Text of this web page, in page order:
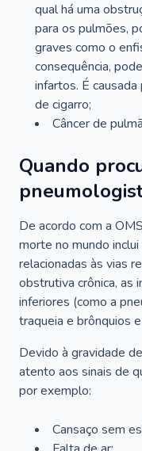
qual há uma
para os pulmões,
graves como o
consequência,
infartos. É
de cigarro;
Câncer de
Quando
De acordo com a
morte no mundo
relacionadas às vias
obstrutiva crônica, as
inferiores (como a
traqueia e brônquios
Devido à gravidade
atento aos sinais de
por exemplo:
Cansaço sem